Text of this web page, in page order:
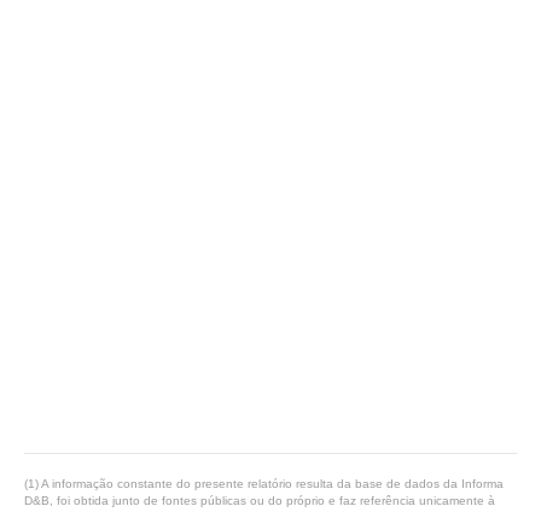
(1) A informação constante do presente relatório resulta da base de dados da Informa
D&B, foi obtida junto de fontes públicas ou do próprio e faz referência unicamente à